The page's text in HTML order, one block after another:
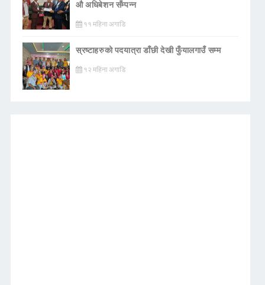
औ अधिबेशन सँम्पन्न
११ महिना अगाडि
स्रष्टाहरुको पदयात्रा डाँछी देखी फुँयालगाउँ सम्म
१२ महिना अगाडि